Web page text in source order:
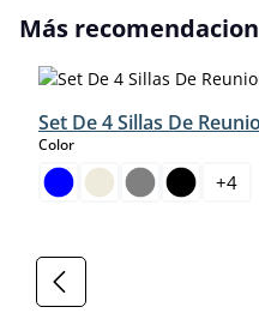
Omitir la galería de productos
Más
Set De 4 Sillas De
Colorselect
+4